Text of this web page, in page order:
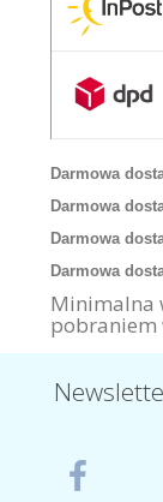
Darmowa
Darmowa
Darmowa
Darmowa
Minimalna
pobraniem